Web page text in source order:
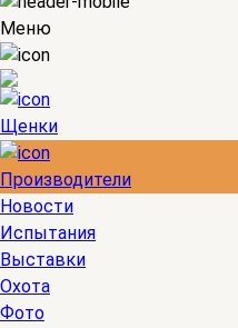
Меню
Щенки
Производители
Новости
Испытания
Выставки
Охота
Фото